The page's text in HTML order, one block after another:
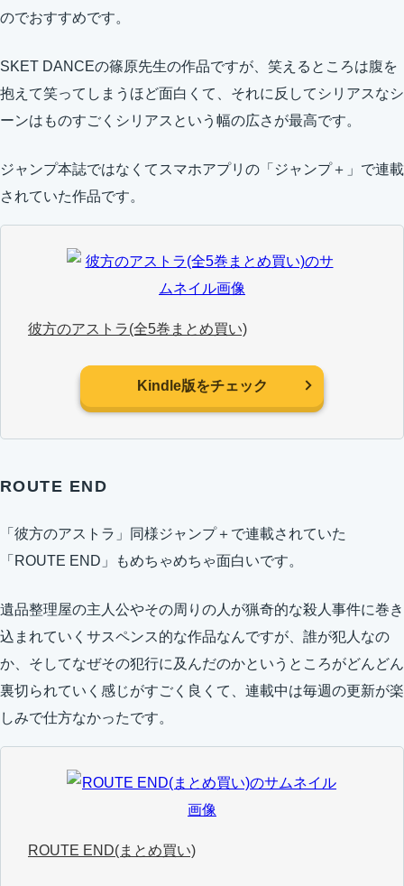
のでおすすめです。
SKET DANCEの篠原先生の作品ですが、笑えるところは腹を
抱えて笑ってしまうほど面白くて、それに反してシリアスなシ
ーンはものすごくシリアスという幅の広さが最高です。
ジャンプ本誌ではなくてスマホアプリの「ジャンプ＋」で連載
されていた作品です。
彼方のアストラ(全5巻まとめ買い)
Kindle版をチェック
ROUTE END
「彼方のアストラ」同様ジャンプ＋で連載されていた
「ROUTE END」もめちゃめちゃ面白いです。
遺品整理屋の主人公やその周りの人が猟奇的な殺人事件に巻き
込まれていくサスペンス的な作品なんですが、誰が犯人なの
か、そしてなぜその犯行に及んだのかというところがどんどん
裏切られていく感じがすごく良くて、連載中は毎週の更新が楽
しみで仕方なかったです。
ROUTE END(まとめ買い)